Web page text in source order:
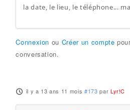
la date, le lieu, le téléphone...
Connexion ou Créer un compte
conversation.
il y a 13 ans 11 mois #173 par Lyr!C